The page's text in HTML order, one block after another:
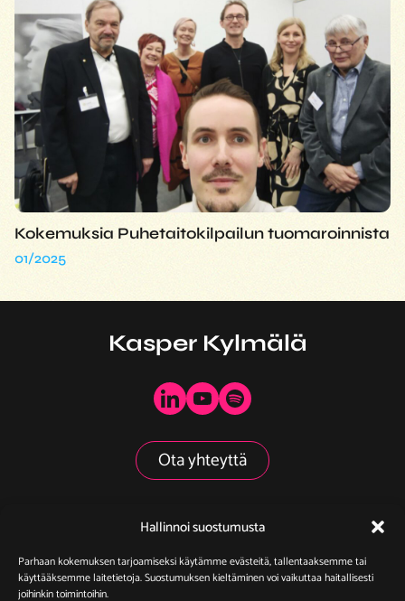
Hallinnoi suostumusta
Parhaan kokemuksen tarjoamiseksi käytämme evästeitä, tallentaaksemme tai
käyttääksemme laitetietoja. Suostumuksen kieltäminen voi vaikuttaa haitallisesti
joihinkin toimintoihin.
Kokemuksia Puhetaitokilpailun tuomaroinnista
01/2025
Kasper Kylmälä
Ota yhteyttä
Yhteistyössä